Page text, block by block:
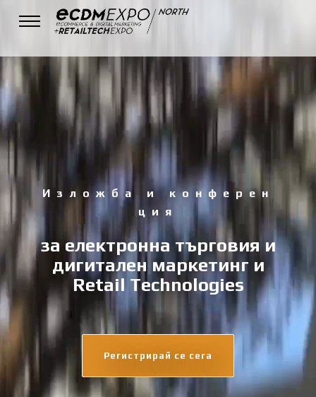
1 8 & 1 9 Oктомври 20
2 5
Конферентен
център Vellideion
Регистрирай се сега